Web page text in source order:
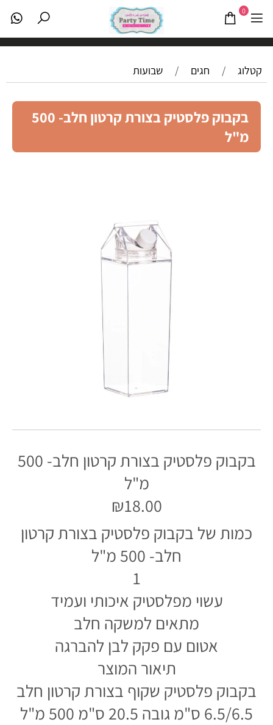
0
קטלוג / חגים / שבועות
בקבוק פלסטיק בצורת קרטון חלב- 500
מ"ל
בקבוק פלסטיק בצורת קרטון חלב- 500
מ"ל
₪18.00
כמות של בקבוק פלסטיק בצורת קרטון
חלב- 500 מ"ל
1
עשוי מפלסטיק איכותי ועמיד
מתאים למשקה חלב
אטום עם פקק לבן להברגה
תיאור המוצר
בקבוק פלסטיק שקוף בצורת קרטון חלב
6.5/6.5 ס"מ גובה 20.5 ס"מ 500 מ"ל